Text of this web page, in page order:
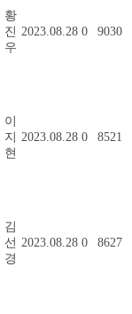
황
진
우
2023.08.28 0 9030
이
지
현
2023.08.28 0 8521
김
선
경
2023.08.28 0 8627